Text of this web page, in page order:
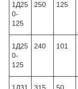
1Д25
0-
125
250 125
1Д25
0-
125
240 101